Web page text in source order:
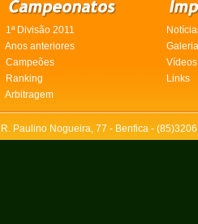
1ª Divisão 2011
Anos anteriores
Campeões
Vídeos
Ranking
Links
Arbitragem
R. Paulino Nogueira, 77 - Benfica -